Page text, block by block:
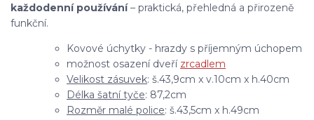
každodenní používání– praktická, přehledná a přirozeně
funkční.
Kovové úchytky - hrazdy s příjemným úchopem
možnost osazení dveří zrcadlem
Velikost zásuvek: š.43,9cm x v.10cm x h.40cm
Délka šatní tyče: 87,2cm
Rozměr malé police: š.43,5cm x h.49cm